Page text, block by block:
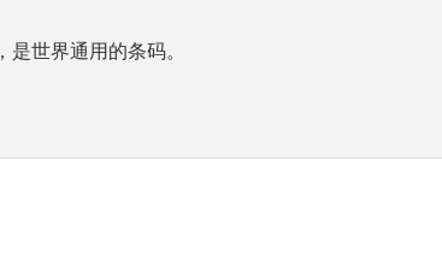
世界通用的条码。